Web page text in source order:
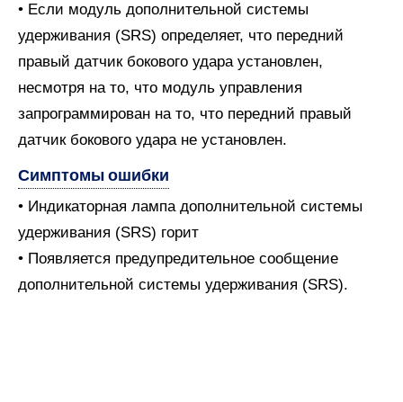
• Если модуль дополнительной системы
удерживания (SRS) определяет, что передний
правый датчик бокового удара установлен,
несмотря на то, что модуль управления
запрограммирован на то, что передний правый
датчик бокового удара не установлен.
Симптомы ошибки
• Индикаторная лампа дополнительной системы
удерживания (SRS) горит
• Появляется предупредительное сообщение
дополнительной системы удерживания (SRS).